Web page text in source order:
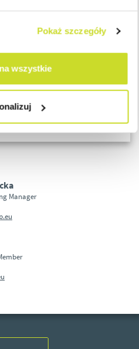
Pokaż szczegóły
wszystkie
pożyczki przekroczy
prosimy o kontakt:
Manager